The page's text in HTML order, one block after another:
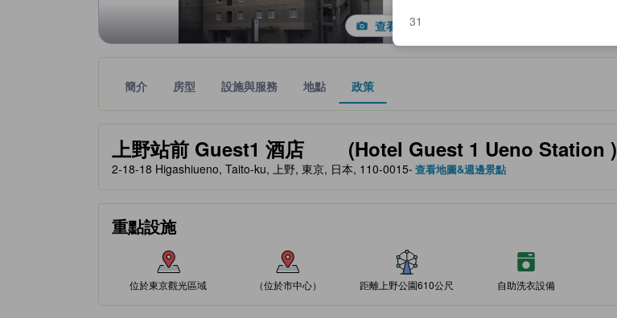
31
查看所有照片
簡介 房型 設施與服務 地點 政策
上野站前 Guest1 酒店 (Hotel Guest 1 Ueno Station )
tooltip
黃金星等由本站合作夥伴提供，可作為您判斷舒適度、設施與服務項目的參考指標
2-18-18 Higashiueno, Taito-ku, 上野, 東京, 日本, 110-0015- 查看地圖&週邊景點
重點設施
位於東京觀光區域 （位於市中心） 距離上野公園610公尺 自助洗衣設備